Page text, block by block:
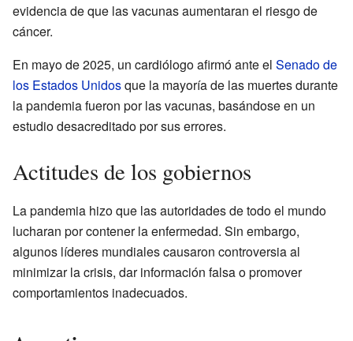
evidencia de que las vacunas aumentaran el riesgo de
cáncer.
En mayo de 2025, un cardiólogo afirmó ante el Senado de
los Estados Unidosque la mayoría de las muertes durante
la pandemia fueron por las vacunas, basándose en un
estudio desacreditado por sus errores.
Actitudes de los gobiernos
La pandemia hizo que las autoridades de todo el mundo
lucharan por contener la enfermedad. Sin embargo,
algunos líderes mundiales causaron controversia al
minimizar la crisis, dar información falsa o promover
comportamientos inadecuados.